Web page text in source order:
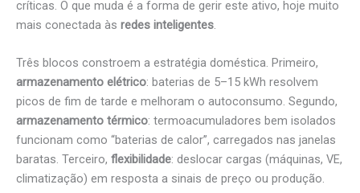
críticas. O que muda é a forma de gerir este ativo, hoje muito
mais conectada às redes inteligentes.
Três blocos constroem a estratégia doméstica. Primeiro,
armazenamento elétrico: baterias de 5–15 kWh resolvem
picos de fim de tarde e melhoram o autoconsumo. Segundo,
armazenamento térmico: termoacumuladores bem isolados
funcionam como “baterias de calor”, carregados nas janelas
baratas. Terceiro, flexibilidade: deslocar cargas (máquinas, VE,
climatização) em resposta a sinais de preço ou produção.